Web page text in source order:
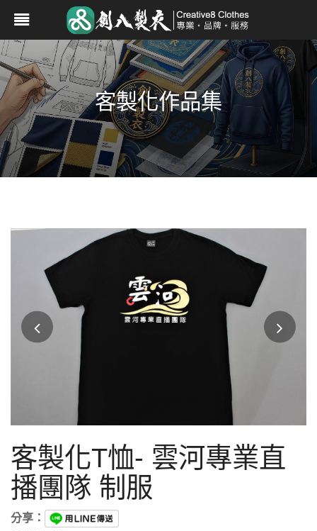
客製化作品集
客製化T恤- 雲河專業直
播團隊 制服
分享：